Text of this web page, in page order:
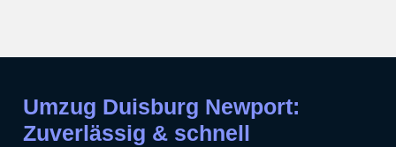
Umzug Duisburg Newport:
Zuverlässig & schnell